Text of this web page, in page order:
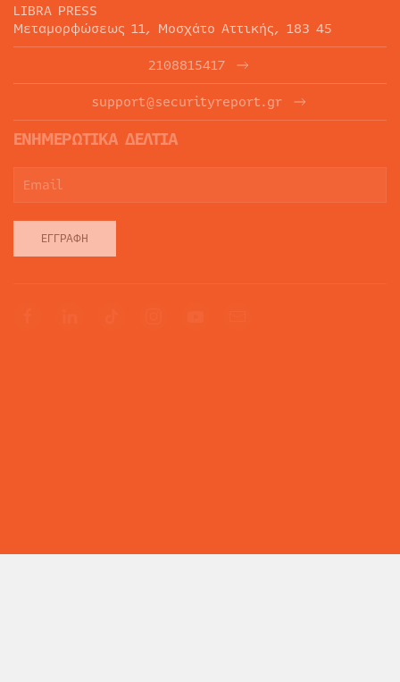
LIBRA PRESS
Μεταμορφώσεως 11, Μοσχάτο Αττικής, 183 45
2108815417
support@securityreport.gr
ΕΝΗΜΕΡΩΤΙΚΑ ΔΕΛΤΙΑ
ΕΓΓΡΑΦΉ